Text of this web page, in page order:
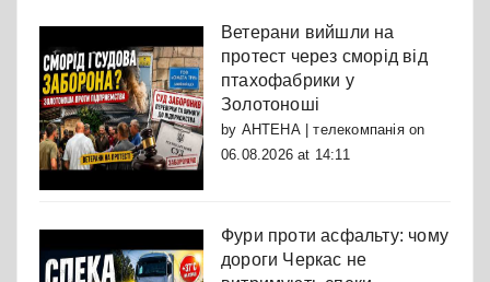
Ветерани вийшли на
протест через сморід від
птахофабрики у
Золотоноші
by АНТЕНА | телекомпаніяon
06.08.2026 at 14:11
Фури проти асфальту: чому
дороги Черкас не